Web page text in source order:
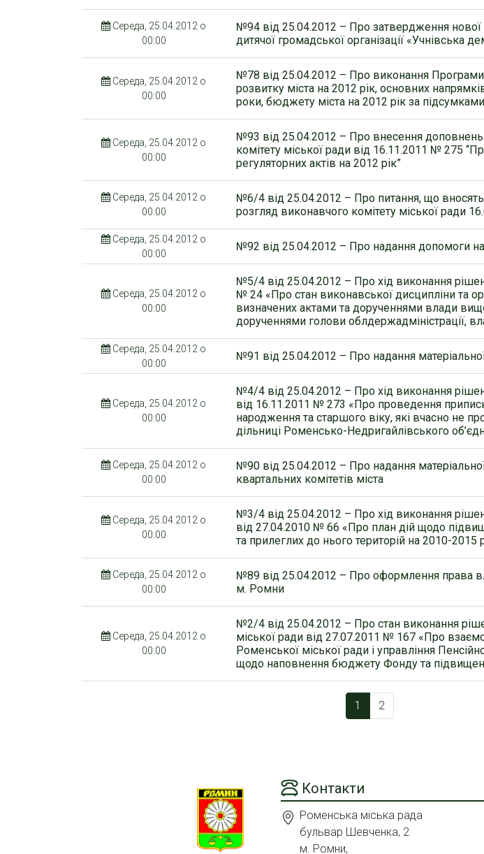
Середа, 25.04.2012 о
00:00
№94 від 25.04.2012 – Про затвердження нової
дитячої громадської організації «Учнівська
Середа, 25.04.2012 о
00:00
№78 від 25.04.2012 – Про виконання Програми
розвитку міста на 2012 рік, основних
роки, бюджету міста на 2012 рік за
Середа, 25.04.2012 о
00:00
№93 від 25.04.2012 – Про внесення
комітету міської ради від 16.11.2011 № 275
регуляторних актів на 2012 рік”
Середа, 25.04.2012 о
00:00
№6/4 від 25.04.2012 – Про питання, що
розгляд виконавчого комітету міської ради
Середа, 25.04.2012 о
00:00
№92 від 25.04.2012 – Про надання допомоги
Середа, 25.04.2012 о
00:00
№5/4 від 25.04.2012 – Про хід виконання
№ 24 «Про стан виконавської дисципліни та
визначених актами та дорученнями влади
дорученнями голови облдержадміністрації,
Середа, 25.04.2012 о
00:00
№91 від 25.04.2012 – Про надання
Середа, 25.04.2012 о
00:00
№4/4 від 25.04.2012 – Про хід виконання
від 16.11.2011 № 273 «Про проведення
народження та старшого віку, які вчасно не
дільниці Роменсько-Недригайлівського
Середа, 25.04.2012 о
00:00
№90 від 25.04.2012 – Про надання
квартальних комітетів міста
Середа, 25.04.2012 о
00:00
№3/4 від 25.04.2012 – Про хід виконання
від 27.04.2010 № 66 «Про план дій щодо
та прилеглих до нього територій на 2010-2015
Середа, 25.04.2012 о
00:00
№89 від 25.04.2012 – Про оформлення права
м. Ромни
Середа, 25.04.2012 о
00:00
№2/4 від 25.04.2012 – Про стан виконання
міської ради від 27.07.2011 № 167 «Про
Роменської міської ради і управління
щодо наповнення бюджету Фонду та
1 2
Контакти
Роменська міська рада
бульвар Шевченка, 2
м. Ромни,